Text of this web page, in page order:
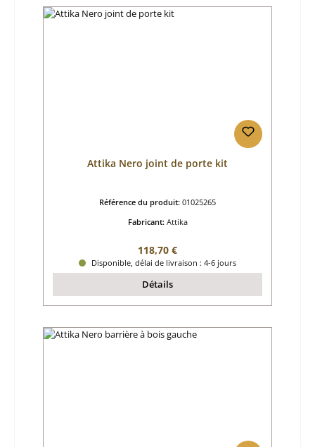
Attika Nero joint de porte kit
Référence du produit: 01025265
Fabricant: Attika
Prix régulier :
118,70 €
Disponible, délai de livraison : 4-6 jours
Détails